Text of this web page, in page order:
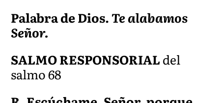
Palabra de Dios.Te alabamos
Señor.
SALMO RESPONSORIALdel
salmo 68